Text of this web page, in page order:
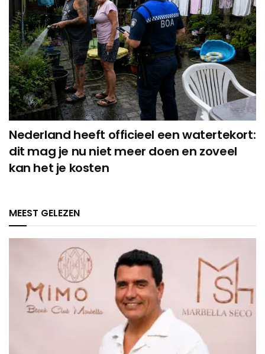
Nederland heeft officieel een watertekort:
dit mag je nu niet meer doen en zoveel
kan het je kosten
MEEST GELEZEN